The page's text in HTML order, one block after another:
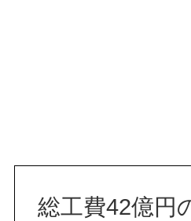
総工費42億円